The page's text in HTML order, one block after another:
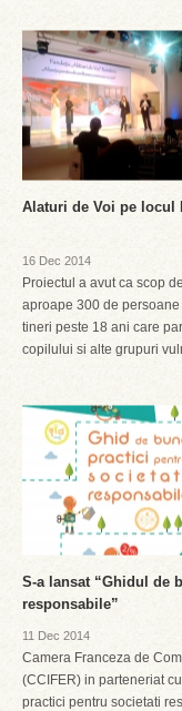
Alaturi de Voi pe locul
16 Dec 2014
Proiectul a avut ca scop
aproape 300 de
tineri peste 18 ani care
copilului si alte grupuri
S-a lansat “Ghidul de
responsabile”
11 Dec 2014
Camera Franceza de
(CCIFER) in parteneriat
practici pentru societati